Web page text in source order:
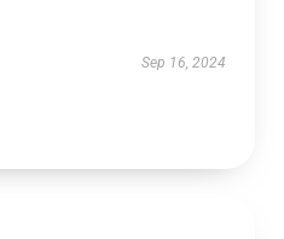
Sep 16, 2024